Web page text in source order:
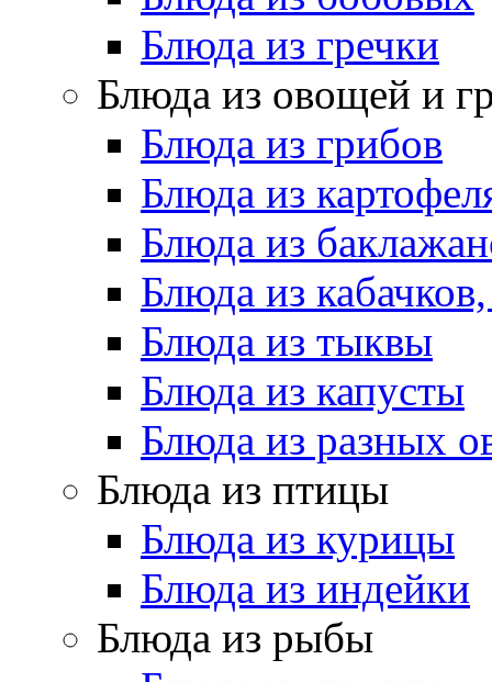
Блюда из гречки
Блюда из овощей и
Блюда из грибов
Блюда из
Блюда из
Блюда из
Блюда из тыквы
Блюда из капусты
Блюда из разных
Блюда из птицы
Блюда из курицы
Блюда из индейки
Блюда из рыбы